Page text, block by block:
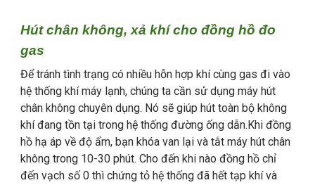
Hút chân không, xả khí cho đồng hồ đo
gas
Để tránh tình trạng có nhiều hỗn hợp khí cùng gas đi vào
hệ thống khí máy lạnh, chúng ta cần sử dụng máy hút
chân không chuyên dụng. Nó sẽ giúp hút toàn bộ không
khí đang tồn tại trong hệ thống đường ống dẫn.Khi đồng
hồ hạ áp về độ ẩm, bạn khóa van lại và tắt máy hút chân
không trong 10-30 phút. Cho đến khi nào đồng hồ chỉ
đến vạch số 0 thì chứng tỏ hệ thống đã hết tạp khí và